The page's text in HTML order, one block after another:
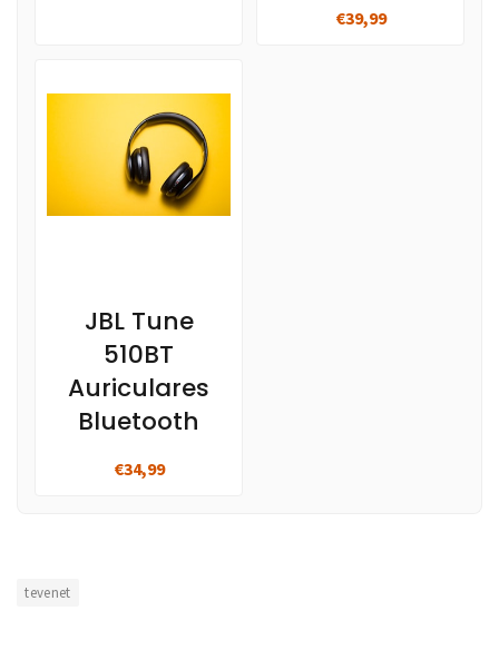
€39,99
JBL Tune
510BT
Auriculares
Bluetooth
€34,99
tevenet